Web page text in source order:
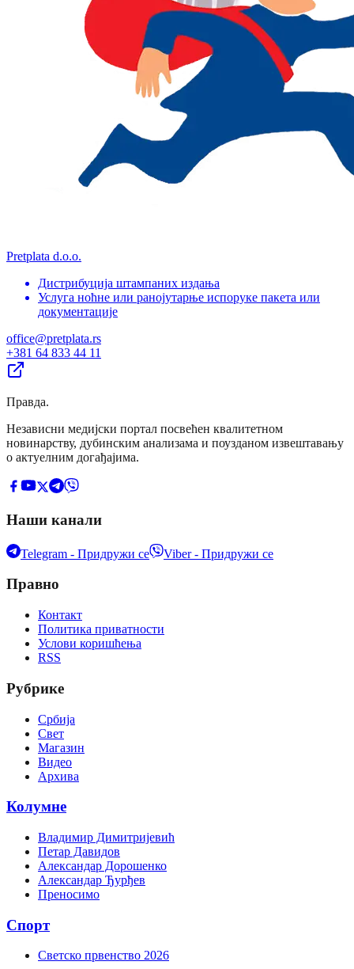
Pretplata d.o.o.
Дистрибуција штампаних издања
Услуга ноћне или ранојутарње испоруке пакета или
документације
office@pretplata.rs
+381 64 833 44 11
Правда.
Независни медијски портал посвећен квалитетном
новинарству, дубинским анализама и поузданом извештавању
о актуелним догађајима.
Наши канали
Telegram - Придружи се Viber - Придружи се
Правно
Контакт
Политика приватности
Услови коришћења
RSS
Рубрике
Србија
Свет
Магазин
Видео
Архива
Колумне
Владимир Димитријевић
Петар Давидов
Александар Дорошенко
Александар Ђурђев
Преносимо
Спорт
Светско првенство 2026